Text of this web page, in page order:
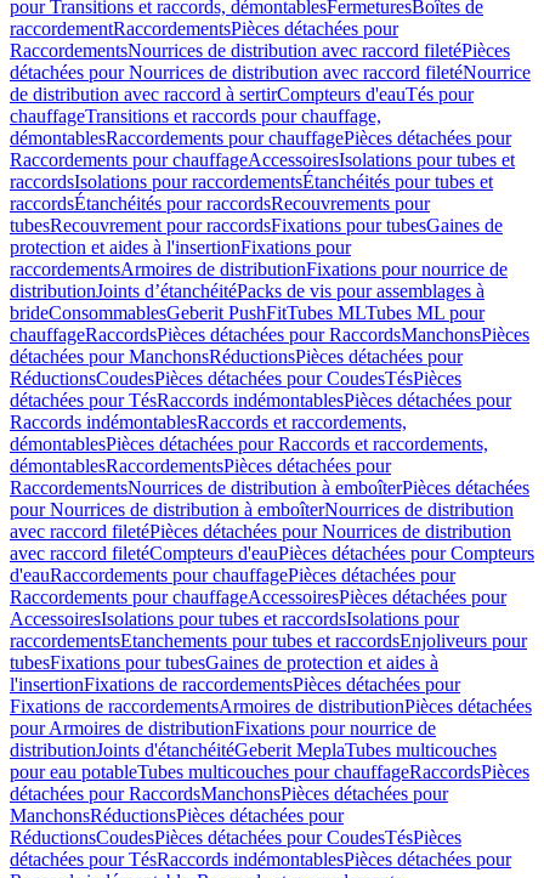
pour Transitions et raccords, démontablesFermeturesBoîtes de
raccordementRaccordementsPièces détachées pour
RaccordementsNourrices de distribution avec raccord filetéPièces
détachées pour Nourrices de distribution avec raccord filetéNourrice
de distribution avec raccord à sertirCompteurs d'eauTés pour
chauffageTransitions et raccords pour chauffage,
démontablesRaccordements pour chauffagePièces détachées pour
Raccordements pour chauffageAccessoiresIsolations pour tubes et
raccordsIsolations pour raccordementsÉtanchéités pour tubes et
raccordsÉtanchéités pour raccordsRecouvrements pour
tubesRecouvrement pour raccordsFixations pour tubesGaines de
protection et aides à l'insertionFixations pour
raccordementsArmoires de distributionFixations pour nourrice de
distributionJoints d’étanchéitéPacks de vis pour assemblages à
brideConsommablesGeberit PushFitTubes MLTubes ML pour
chauffageRaccordsPièces détachées pour RaccordsManchonsPièces
détachées pour ManchonsRéductionsPièces détachées pour
RéductionsCoudesPièces détachées pour CoudesTésPièces
détachées pour TésRaccords indémontablesPièces détachées pour
Raccords indémontablesRaccords et raccordements,
démontablesPièces détachées pour Raccords et raccordements,
démontablesRaccordementsPièces détachées pour
RaccordementsNourrices de distribution à emboîterPièces détachées
pour Nourrices de distribution à emboîterNourrices de distribution
avec raccord filetéPièces détachées pour Nourrices de distribution
avec raccord filetéCompteurs d'eauPièces détachées pour Compteurs
d'eauRaccordements pour chauffagePièces détachées pour
Raccordements pour chauffageAccessoiresPièces détachées pour
AccessoiresIsolations pour tubes et raccordsIsolations pour
raccordementsEtanchements pour tubes et raccordsEnjoliveurs pour
tubesFixations pour tubesGaines de protection et aides à
l'insertionFixations de raccordementsPièces détachées pour
Fixations de raccordementsArmoires de distributionPièces détachées
pour Armoires de distributionFixations pour nourrice de
distributionJoints d'étanchéitéGeberit MeplaTubes multicouches
pour eau potableTubes multicouches pour chauffageRaccordsPièces
détachées pour RaccordsManchonsPièces détachées pour
ManchonsRéductionsPièces détachées pour
RéductionsCoudesPièces détachées pour CoudesTésPièces
détachées pour TésRaccords indémontablesPièces détachées pour